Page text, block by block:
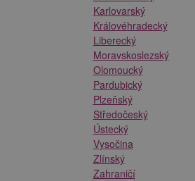
Karlovarský
Královéhradecký
Liberecký
Moravskoslezský
Olomoucký
Pardubický
Plzeňský
Středočeský
Ústecký
Vysočina
Zlínský
Zahraničí